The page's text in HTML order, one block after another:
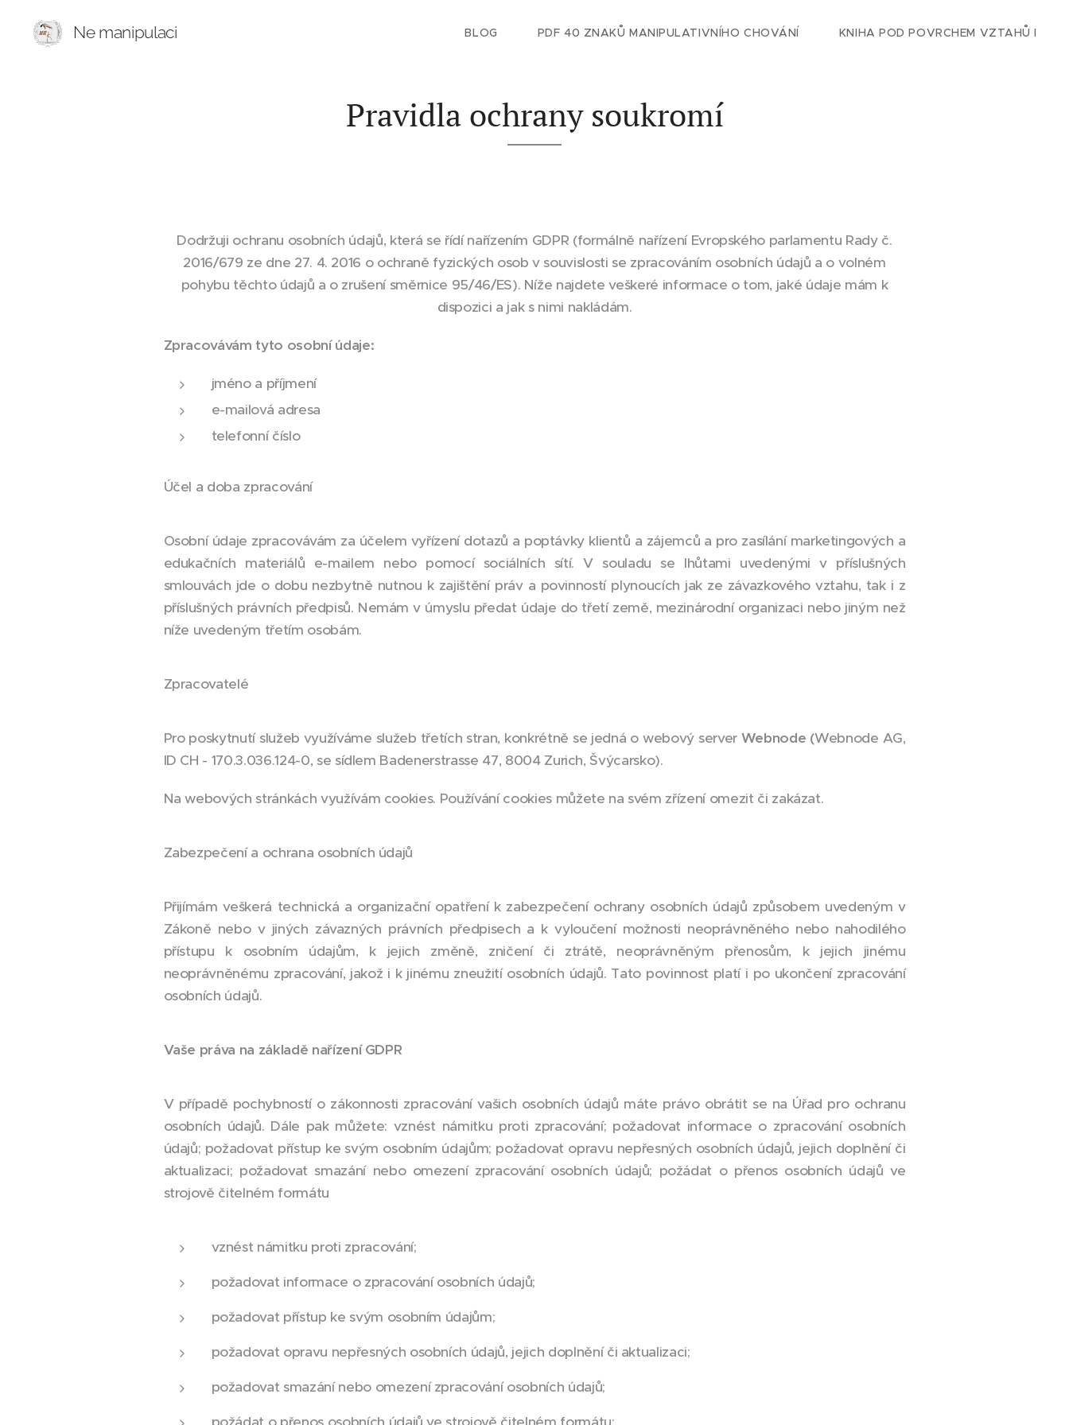
Ne manipulaci BLOG PDF 40 ZNAKŮ MANIPULATIVNÍHO CHOVÁNÍ KNIHA POD POVRCHEM VZTAHŮ I
Pravidla ochrany soukromí
Dodržuji ochranu osobních údajů, která se řídí nařízením GDPR (formálně nařízení Evropského parlamentu Rady č.
2016/679 ze dne 27. 4. 2016 o ochraně fyzických osob v souvislosti se zpracováním osobních údajů a o volném
pohybu těchto údajů a o zrušení směrnice 95/46/ES). Níže najdete veškeré informace o tom, jaké údaje mám k
dispozici a jak s nimi nakládám.
Zpracovávám tyto osobní údaje:
jméno a příjmení
e-mailová adresa
telefonní číslo
Účel a doba zpracování
Osobní údaje zpracovávám za účelem vyřízení dotazů a poptávky klientů a zájemců a pro zasílání marketingových a
edukačních materiálů e-mailem nebo pomocí sociálních sítí. V souladu se lhůtami uvedenými v příslušných
smlouvách jde o dobu nezbytně nutnou k zajištění práv a povinností plynoucích jak ze závazkového vztahu, tak i z
příslušných právních předpisů. Nemám v úmyslu předat údaje do třetí země, mezinárodní organizaci nebo jiným než
níže uvedeným třetím osobám.
Zpracovatelé
Pro poskytnutí služeb využíváme služeb třetích stran, konkrétně se jedná o webový server Webnode (Webnode AG,
ID CH - 170.3.036.124-0, se sídlem Badenerstrasse 47, 8004 Zurich, Švýcarsko).
Na webových stránkách využívám cookies. Používání cookies můžete na svém zřízení omezit či zakázat.
Zabezpečení a ochrana osobních údajů
Přijímám veškerá technická a organizační opatření k zabezpečení ochrany osobních údajů způsobem uvedeným v
Zákoně nebo v jiných závazných právních předpisech a k vyloučení možnosti neoprávněného nebo nahodilého
přístupu k osobním údajům, k jejich změně, zničení či ztrátě, neoprávněným přenosům, k jejich jinému
neoprávněnému zpracování, jakož i k jinému zneužití osobních údajů. Tato povinnost platí i po ukončení zpracování
osobních údajů.
Vaše práva na základě nařízení GDPR
V případě pochybností o zákonnosti zpracování vašich osobních údajů máte právo obrátit se na Úřad pro ochranu
osobních údajů. Dále pak můžete: vznést námitku proti zpracování; požadovat informace o zpracování osobních
údajů; požadovat přístup ke svým osobním údajům; požadovat opravu nepřesných osobních údajů, jejich doplnění či
aktualizaci; požadovat smazání nebo omezení zpracování osobních údajů; požádat o přenos osobních údajů ve
strojově čitelném formátu
vznést námitku proti zpracování;
požadovat informace o zpracování osobních údajů;
požadovat přístup ke svým osobním údajům;
požadovat opravu nepřesných osobních údajů, jejich doplnění či aktualizaci;
požadovat smazání nebo omezení zpracování osobních údajů;